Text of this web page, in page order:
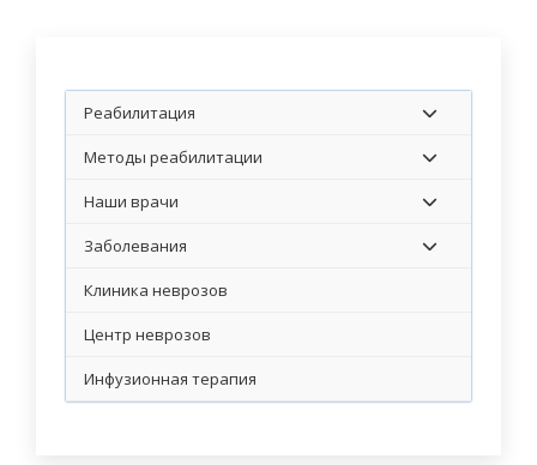
Реабилитация
Методы реабилитации
Наши врачи
Заболевания
Клиника неврозов
Центр неврозов
Инфузионная терапия